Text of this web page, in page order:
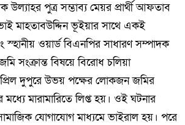
উল্যাহর পুত্র সম্ভাব্য মেয়র প্রার্থী আফতাব
মাহতাবউদ্দিন ভূইয়ার সাথে একই
স্হানীয় ওয়ার্ড বিএনপির সাধারণ সম্পাদক
সংক্রান্ত বিষয়ে বিরোধ চলিয়া
দুপুরে উভয় পক্ষের লোকজন জমির
মধ্যে মারামারিতে লিপ্ত হয়। ওই ঘটনার
যোগাযোগ মাধ্যমে ভাইরাল হয়। পরে